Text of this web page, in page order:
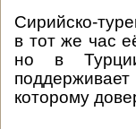
Сирийско-
в тот же час
но в
которому